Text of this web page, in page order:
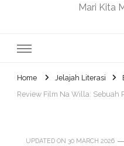
Mari Kita
Home Jelajah Literasi
Review Film Na Willa: Sebuah
UPDATED ON 30 MARCH 2026